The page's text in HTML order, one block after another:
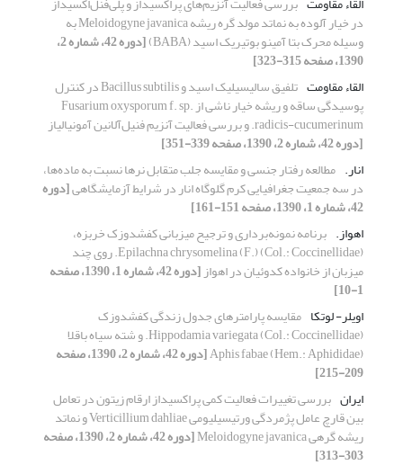
در خیار آلوده به نماتد مولد گره ریشه Meloidogyne javanica به
وسیله محرک بتا آمینو بوتیریک اسید (BABA) [دوره 42، شماره 2،
1390، صفحه 315-323]
القاء مقاومت
تلفیق سالیسیلیک اسید و Bacillus subtilis در کنترل
پوسیدگی ساقه و ریشه خیار ناشی از Fusarium oxysporum f. sp.
radicis-cucumerinum. و بررسی فعالیت آنزیم فنیل‌آلانین آمونیالیاز
[دوره 42، شماره 2، 1390، صفحه 339-351]
انار. مطالعه رفتار جنسی و مقایسه جلب متقابل نرها نسبت به ماده‌ها،
در سه جمعیت جغرافیایی کرم گلوگاه انار در شرایط آزمایشگاهی[دوره
42، شماره 1، 1390، صفحه 151-161]
اهواز. برنامه نمونه‌برداری و ترجیح میزبانی کفشدوزک خربزه،
Epilachna chrysomelina (F.) (Col.: Coccinellidae). روی چند
میزبان از خانواده کدوئیان در اهواز [دوره 42، شماره 1، 1390، صفحه
1-10]
اویلر- ‌‌لوتکا مقایسه پارامترهای جدول زندگی کفشدوزک
Hippodamia variegata (Col.: Coccinellidae). و شته سیاه باقلا
Aphis fabae (Hem.: Aphididae) [دوره 42، شماره 2، 1390، صفحه
209-215]
ایران بررسی تغییرات فعالیت کمی پراکسیداز ارقام زیتون در تعامل
بین قارچ عامل پژمردگی ورتیسیلیومی Verticillium dahliae و نماتد
ریشه گرهی Meloidogyne javanica [دوره 42، شماره 2، 1390، صفحه
303-313]